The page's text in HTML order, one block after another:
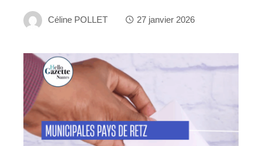
Céline POLLET 27 janvier 2026